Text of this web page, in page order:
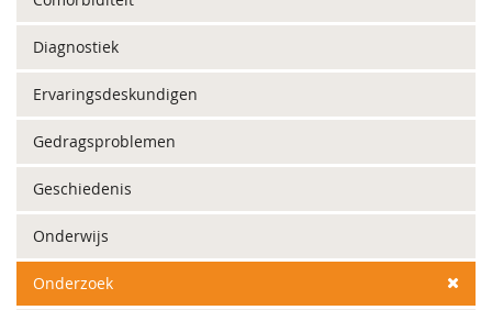
Diagnostiek
Ervaringsdeskundigen
Gedragsproblemen
Geschiedenis
Onderwijs
Onderzoek